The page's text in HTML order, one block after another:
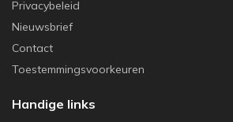
Privacybeleid
Nieuwsbrief
Contact
Toestemmingsvoorkeuren
Handige links